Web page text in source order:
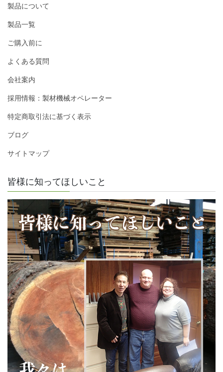
製品について
製品一覧
ご購入前に
よくある質問
会社案内
採用情報：製材機械オペレーター
特定商取引法に基づく表示
ブログ
サイトマップ
皆様に知ってほしいこと